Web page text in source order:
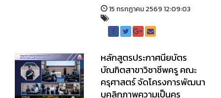
15 กรกฏาคม 2569 12:09:03
หลักสูตรประกาศนียบัตร
บัณฑิตสาขาวิชาชีพครู คณะ
ครุศาสตร์ จัดโครงการพัฒนา
บุคลิกภาพความเป็นครู